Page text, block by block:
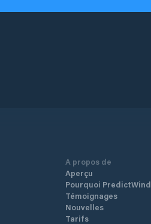
A propos de
Aperçu
Pourquoi PredictWind
Témoignages
Nouvelles
Tarifs